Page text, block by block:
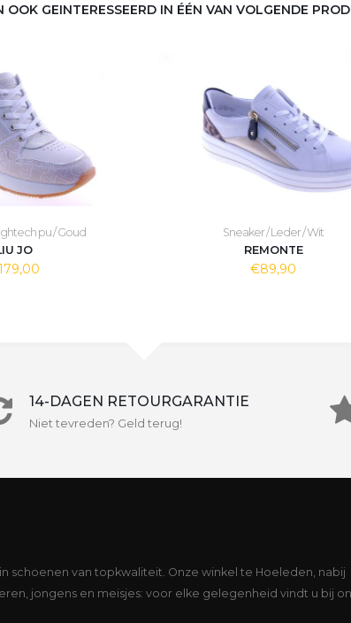
OOK GEINTERESSEERD IN ÉÉN VAN VOLGENDE
pu / Goud
JO
Sneaker / Leder / Wit
REMONTE
€89,90
14-DAGEN RETOURGARANTIE
Niet tevreden? Geld terug!
schoenen van topkwaliteit. Onze winkel te Hoeleden, nabij
jongens en meisjes: voor elke gelegenheid vindt u bij